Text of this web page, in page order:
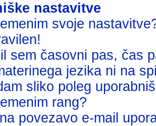
nastavitve
svoje
sem časovni pas, čas
jezika ni na
sliko poleg
rang?
povezavo e-mail